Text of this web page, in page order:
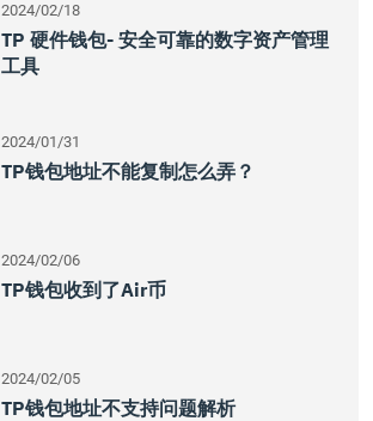
2024/02/18
TP 硬件钱包- 安全可靠的数字资产管理
工具
2024/01/31
TP钱包地址不能复制怎么弄？
2024/02/06
TP钱包收到了Air币
2024/02/05
TP钱包地址不支持问题解析